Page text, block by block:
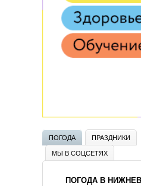
ПОГОДА
ПРАЗДНИКИ
МЫ В СОЦСЕТЯХ
ПОГОДА В